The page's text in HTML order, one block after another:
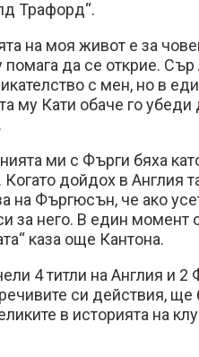
Трафорд“.
на моя живот е за
помага да се открие.
с мен, но в
му Кати обаче го убеди
ми с Фърги бяха
Когато дойдох в
на Фъргюсън, че ако
за него. В един момент
каза още Кантона.
4 титли на Англия и
си действия,
в историята на